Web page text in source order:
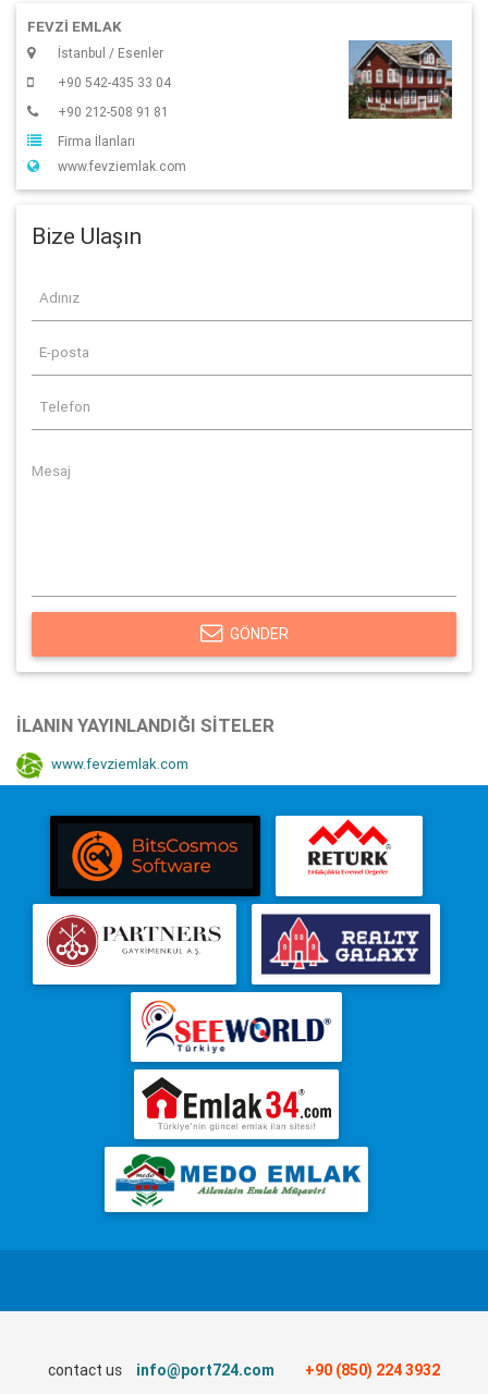
FEVZİ EMLAK
İstanbul / Esenler
+90 542-435 33 04
+90 212-508 91 81
Firma İlanları
www.fevziemlak.com
Bize Ulaşın
GÖNDER
İLANIN YAYINLANDIĞI SITELER
www.fevziemlak.com
contact us info@port724.com +90 (850) 224 3932